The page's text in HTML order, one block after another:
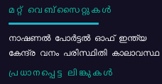
മറ്റ് വെബ്സൈറ്റുകൾ
നാഷണൽ പോർട്ടൽ ഓഫ് ഇന്ത്യ
കേന്ദ്ര വനം പരിസ്ഥിതി
പ്രധാനപ്പെട്ട ലിങ്കുകൾ